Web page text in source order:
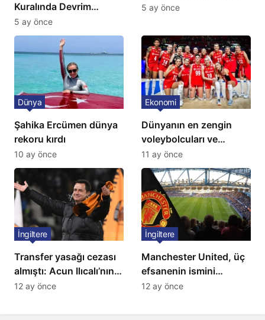
Kuralında Devrim
Niteliğinde Onay
5 ay önce
5 ay önce
Şahika Ercümen dünya
rekoru kırdı
Dünya
10 ay önce
Dünyanın en zengin
voleybolcuları ve
servetleri açıklandı:
Listede 2 Türk yıldız
bulunuyor
Ekonomi
11 ay önce
Transfer yasağı cezası
almıştı: Acun Ilıcalı’nın
ekibi Hull City’ye kötü
İngiltere
12 ay önce
Manchester United, üç
efsanenin ismini
yasakladı
İngiltere
12 ay önce